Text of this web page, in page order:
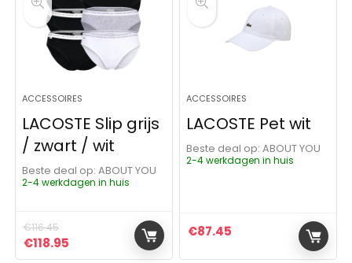
ACCESSOIRES
LACOSTE Slip grijs
/ zwart / wit
Beste deal op:
ABOUT YOU
2-4 werkdagen in huis
€116.45
Oorspronkelijke prijs was: €116.45.
€118.95 Huidige prijs is: €118.95.
ACCESSOIRES
LACOSTE Pet wit
Beste deal op:
ABOUT YOU
2-4 werkdagen in huis
€87.45